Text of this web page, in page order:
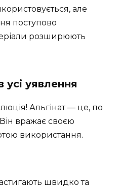
але
поступово
розширюють
усі уявлення
Альгінат — це, по
Він вражає своєю
використання.
швидко та